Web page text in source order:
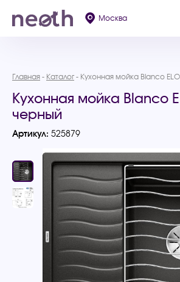
Москва
Главная Каталог Кухонная мойка Blanco
Кухонная мойка Blanco
черный
Артикул: 525879